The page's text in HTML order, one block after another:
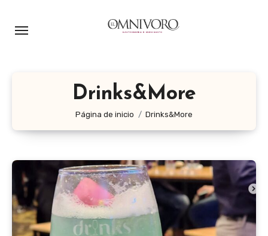
Drinks&More
Página de inicio Drinks&More